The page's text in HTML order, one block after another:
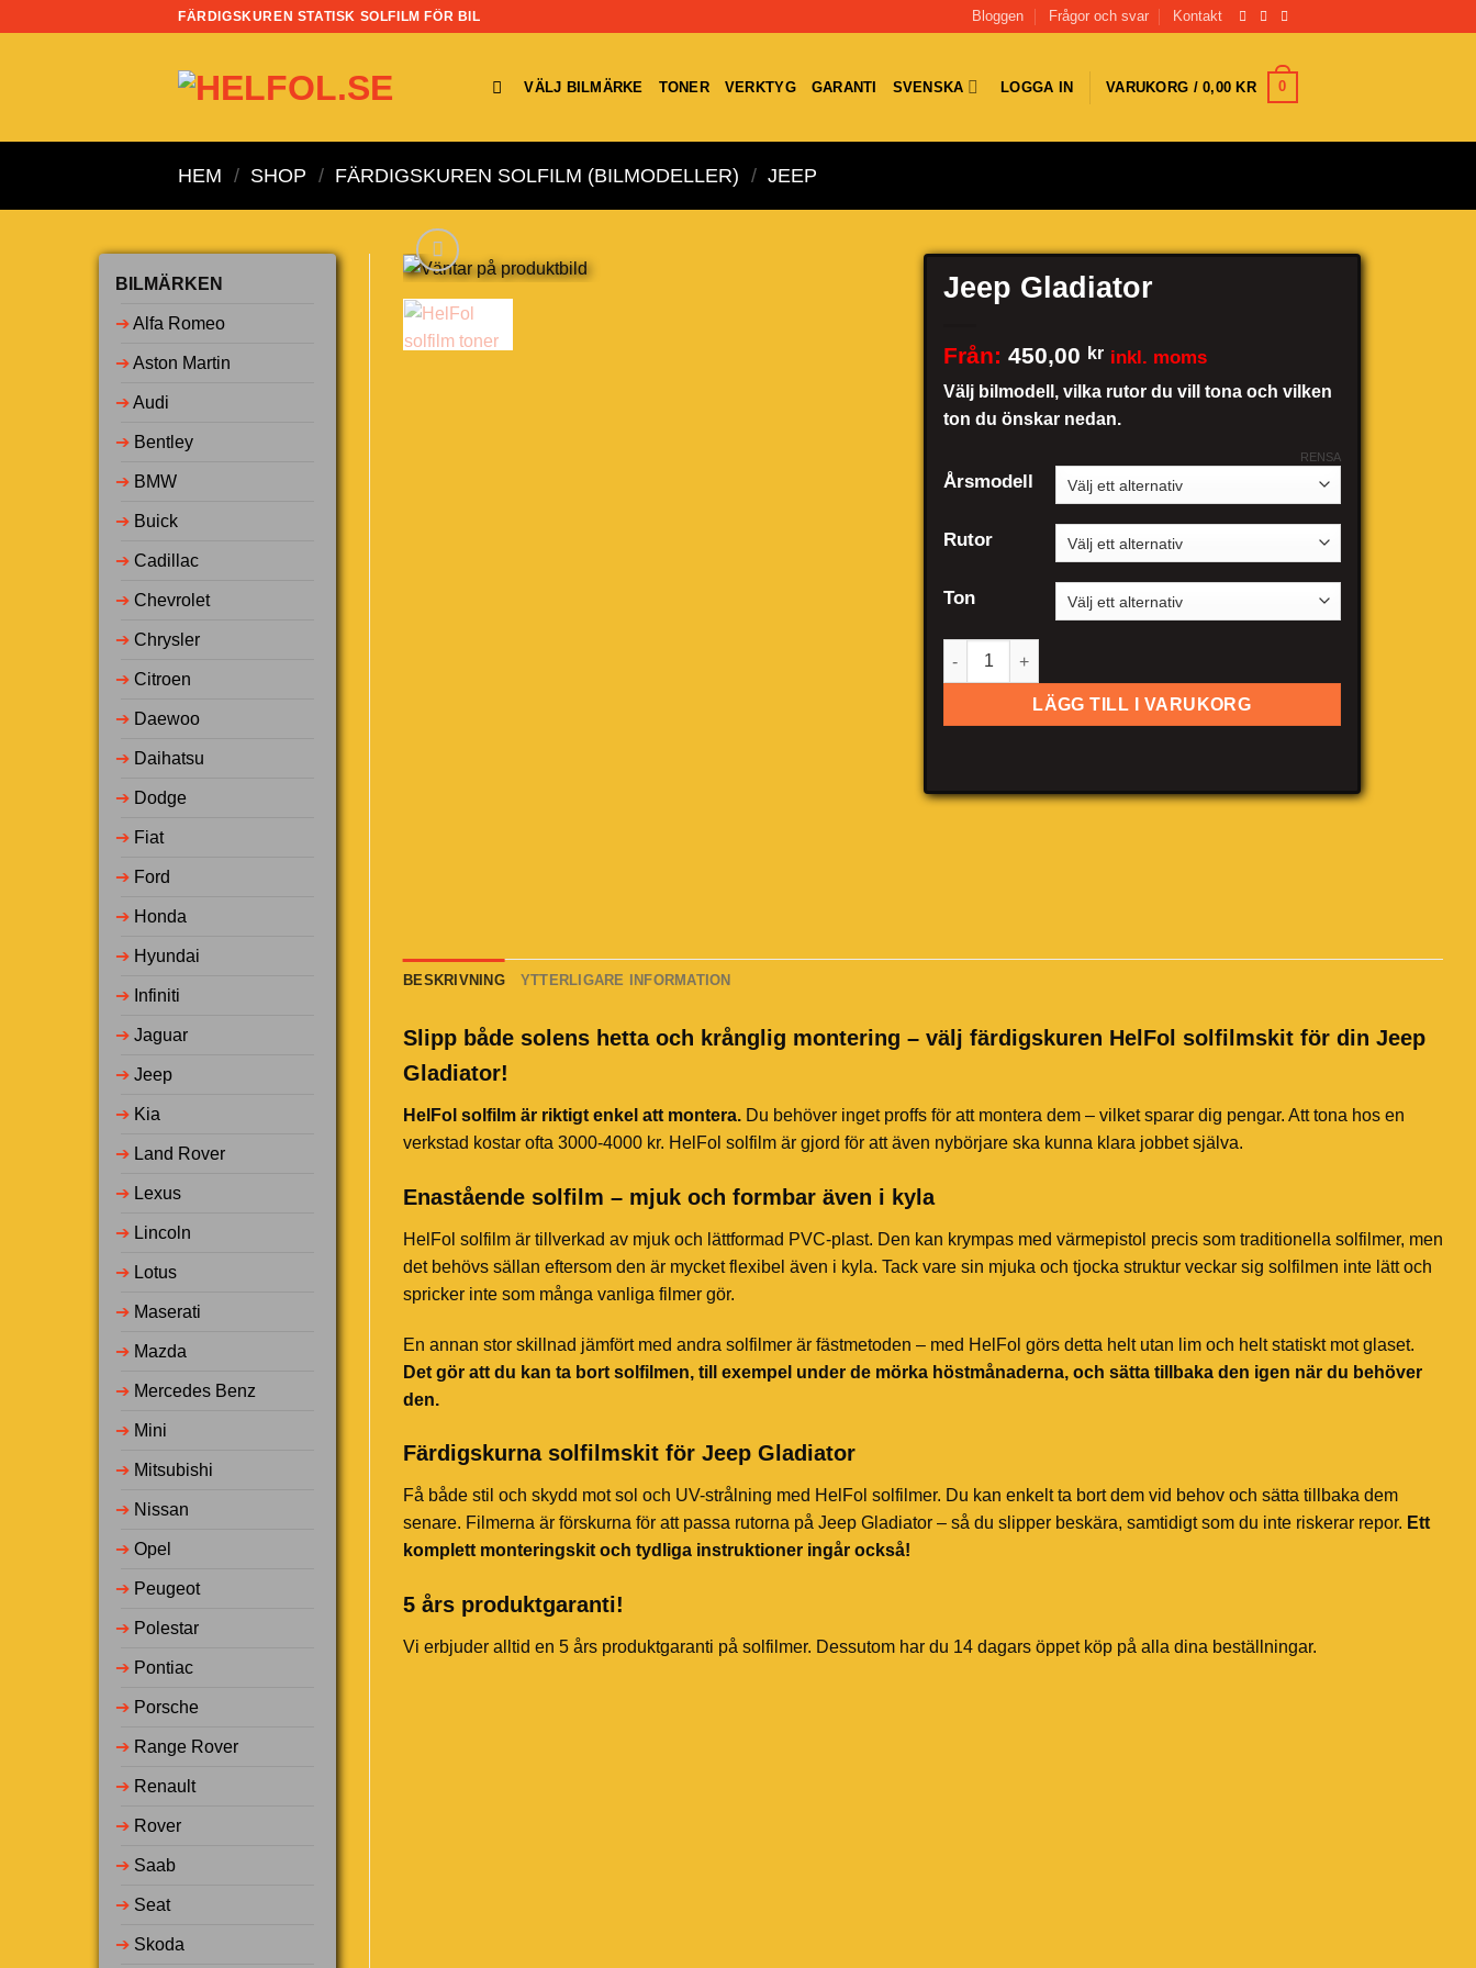
FÄRDIGSKUREN STATISK SOLFILM FÖR BIL Bloggen Frågor och svar Kontakt
VÄLJ BILMÄRKE TONER VERKTYG GARANTI SVENSKA LOGGA IN VARUKORG /0,00KR 0
HEM / SHOP / FÄRDIGSKUREN SOLFILM (BILMODELLER) / JEEP
BILMÄRKEN
➔Alfa Romeo
➔Aston Martin
➔Audi
➔ Bentley
➔ BMW
➔ Buick
➔ Cadillac
➔ Chevrolet
➔ Chrysler
➔ Citroen
➔ Daewoo
➔ Daihatsu
➔ Dodge
➔ Fiat
➔ Ford
➔ Honda
➔ Hyundai
➔ Infiniti
➔ Jaguar
➔ Jeep
➔ Kia
➔ Land Rover
➔ Lexus
➔ Lincoln
➔ Lotus
➔ Maserati
➔ Mazda
➔ Mercedes Benz
➔ Mini
➔ Mitsubishi
➔ Nissan
➔ Opel
➔ Peugeot
➔ Polestar
➔ Pontiac
➔ Porsche
➔ Range Rover
➔ Renault
➔ Rover
➔ Saab
➔ Seat
➔ Skoda
Jeep Gladiator
Från: 450,00 kr inkl. moms
Välj bilmodell, vilka rutor du vill tona och vilken
ton du önskar nedan.
Årsmodell
Rutor
Ton
RENSA
Jeep Gladiator mängd
LÄGG TILL I VARUKORG
BESKRIVNING YTTERLIGARE INFORMATION
Slipp både solens hetta och krånglig montering – välj färdigskuren HelFol solfilmskit för din Jeep
Gladiator!
HelFol solfilm är riktigt enkel att montera. Du behöver inget proffs för att montera dem – vilket sparar dig pengar. Att tona hos en
verkstad kostar ofta 3000-4000 kr. HelFol solfilm är gjord för att även nybörjare ska kunna klara jobbet själva.
Enastående solfilm – mjuk och formbar även i kyla
HelFol solfilm är tillverkad av mjuk och lättformad PVC-plast. Den kan krympas med värmepistol precis som traditionella solfilmer, men
det behövs sällan eftersom den är mycket flexibel även i kyla. Tack vare sin mjuka och tjocka struktur veckar sig solfilmen inte lätt och
spricker inte som många vanliga filmer gör.
En annan stor skillnad jämfört med andra solfilmer är fästmetoden – med HelFol görs detta helt utan lim och helt statiskt mot glaset.
Det gör att du kan ta bort solfilmen, till exempel under de mörka höstmånaderna, och sätta tillbaka den igen när du behöver
den.
Färdigskurna solfilmskit för Jeep Gladiator
Få både stil och skydd mot sol och UV-strålning med HelFol solfilmer. Du kan enkelt ta bort dem vid behov och sätta tillbaka dem
senare. Filmerna är förskurna för att passa rutorna på Jeep Gladiator – så du slipper beskära, samtidigt som du inte riskerar repor. Ett
komplett monteringskit och tydliga instruktioner ingår också!
5 års produktgaranti!
Vi erbjuder alltid en 5 års produktgaranti på solfilmer. Dessutom har du 14 dagars öppet köp på alla dina beställningar.